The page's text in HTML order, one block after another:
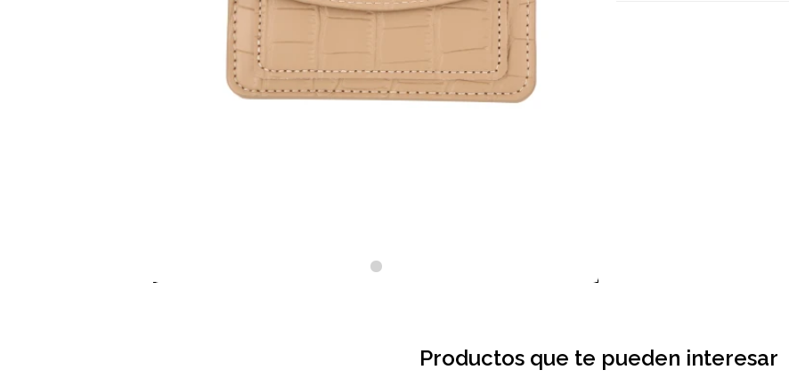
Productos que te pueden interesar